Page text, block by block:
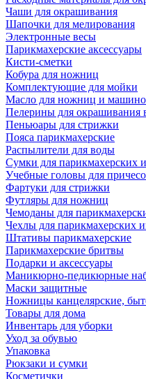
Чаши для окрашивания
Шапочки для мелирования
Электронные весы
Парикмахерские аксессуары
Кисти-сметки
Кобура для ножниц
Комплектующие для мойки
Масло для ножниц и
Пелерины для окрашивания
Пеньюары для стрижки
Пояса парикмахерские
Распылители для воды
Сумки для парикмахерских
Учебные головы для
Фартуки для стрижки
Футляры для ножниц
Чемоданы для
Чехлы для парикмахерских
Штативы парикмахерские
Парикмахерские бритвы
Подарки и аксессуары
Маникюрно-педикюрные
Маски защитные
Ножницы канцелярские,
Товары для дома
Инвентарь для уборки
Уход за обувью
Упаковка
Рюкзаки и сумки
Косметички